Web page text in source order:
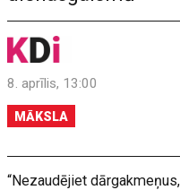
8. aprīlis, 13:00
MĀKSLA
“Nezaudējiet